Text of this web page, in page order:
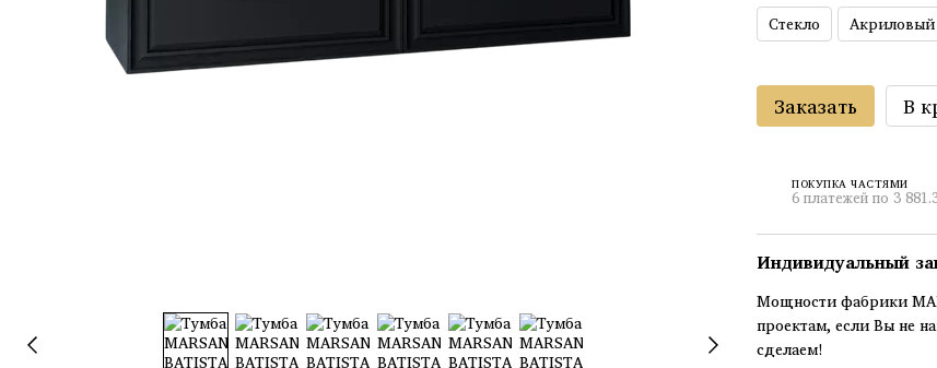
Стекло Акриловый
Заказать В
ПОКУПКА ЧАСТЯМИ
6 платежей по 3
Индивидуальный
Мощности фабрики
проектам, если Вы не
сделаем!